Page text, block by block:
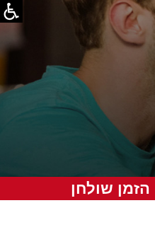
הזמן שולחן